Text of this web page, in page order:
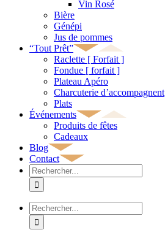
Vin Rosé
Bière
Génépi
Jus de pommes
“Tout Prêt”
Raclette [ Forfait ]
Fondue [ forfait ]
Plateau Apéro
Charcuterie d’accompagnent
Plats
Événements
Produits de fêtes
Cadeaux
Blog
Contact
Rechercher:
Rechercher: